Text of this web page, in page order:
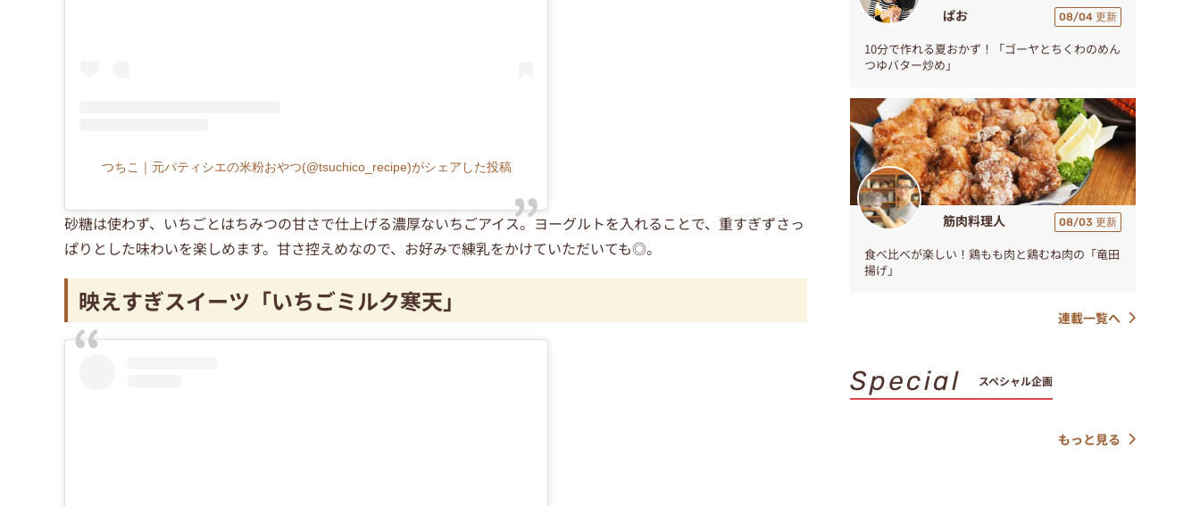
つちこ｜元パティシエの米粉おやつ(@tsuchico_recipe)がシェアした投稿
砂糖は使わず、いちごとはちみつの甘さで仕上げる濃厚ないちごアイス。ヨーグルトを入れることで、重すぎずさっ
ぱりとした味わいを楽しめます。甘さ控えめなので、お好みで練乳をかけていただいても◎。
映えすぎスイーツ「いちごミルク寒天」
ぱお 08/04 更新
10分で作れる夏おかず！「ゴーヤとちくわのめん
つゆバター炒め」
筋肉料理人 08/03 更新
食べ比べが楽しい！鶏もも肉と鶏むね肉の「竜田
揚げ」
連載一覧へ
Special スペシャル企画
もっと見る